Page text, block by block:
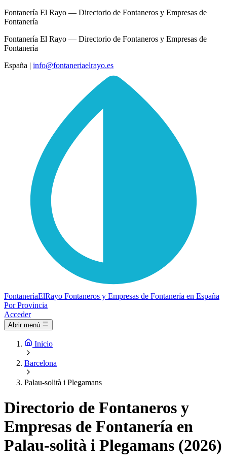
Fontanería El Rayo — Directorio de Fontaneros y Empresas de
Fontanería
Fontanería El Rayo — Directorio de Fontaneros y Empresas de
Fontanería
España | info@fontaneriaelrayo.es
FontaneríaElRayo Fontaneros y Empresas de Fontanería en España
Por Provincia
Acceder
Abrir menú
Inicio
Barcelona
Palau-solità i Plegamans
Directorio de Fontaneros y
Empresas de Fontanería en
Palau-solità i Plegamans (2026)